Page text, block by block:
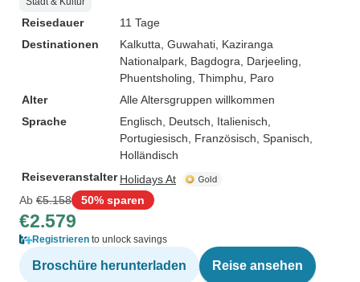
Reisedauer
11 Tage
Destinationen
Kalkutta , Guwahati , Kaziranga
Nationalpark , Bagdogra , Darjeeling
Phuentsholing , Thimphu , Paro
Alter
Alle Altersgruppen willkommen
Sprache
Englisch, Deutsch, Italienisch,
Portugiesisch, Französisch, Spanisch,
Holländisch
Reiseveranstalter Holidays At
Ab €5.158 50% sparen
€2.579
Registrieren to unlock savings
Broschüre herunterladen Reise ansehen